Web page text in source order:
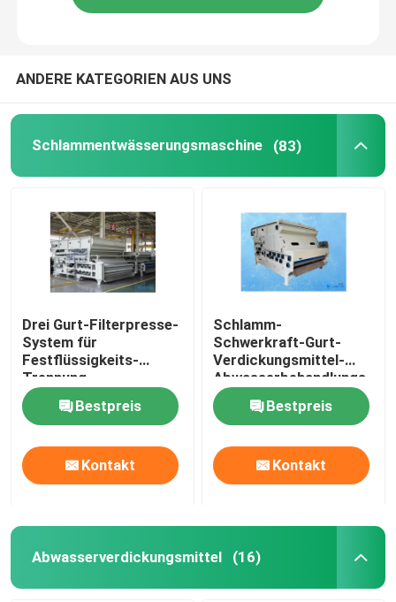
Statischer Mischer
ANDERE KATEGORIEN AUS UNS
Schlammentwässerungsmaschine (83)
Drei Gurt-Filterpresse-
System für
Festflüssigkeits-
Trennung
Bestpreis
Kontakt
Schlamm-
Schwerkraft-Gurt-
Verdickungsmittel-
Abwasserbehandlungs-
Entwässerung
Bestpreis
Kontakt
Abwasserverdickungsmittel (16)